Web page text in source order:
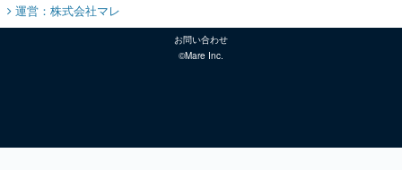
運営：株式会社マレ
お問い合わせ
©Mare Inc.